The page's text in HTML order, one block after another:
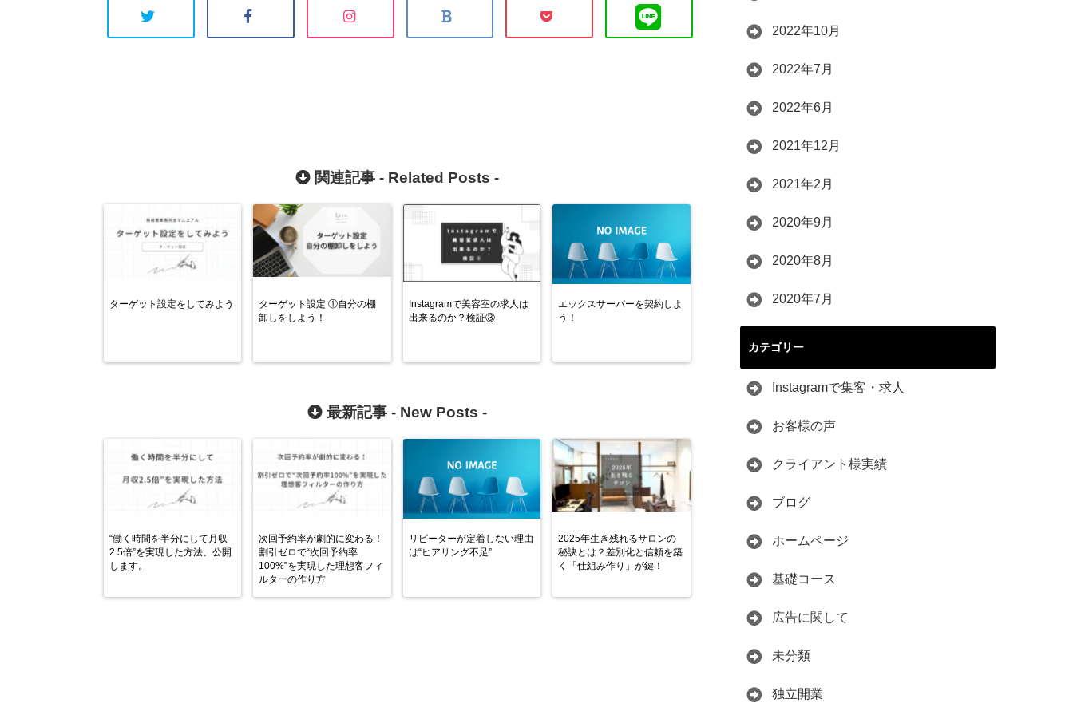
関連記事 - Related Posts -
ターゲット設定をしてみよう
ターゲット設定 ①自分の棚
卸しをしよう！
Instagramで美容室の求人は
出来るのか？検証③
エックスサーバーを契約しよ
う！
最新記事 - New Posts -
“働く時間を半分にして月収
2.5倍”を実現した方法、公開
します。
次回予約率が劇的に変わる！
割引ゼロで“次回予約率
100%”を実現した理想客フィ
ルターの作り方
リピーターが定着しない理由
は“ヒアリング不足”
2025年生き残れるサロンの
秘訣とは？差別化と信頼を築
く「仕組み作り」が鍵！
2022年10月
2022年7月
2022年6月
2021年12月
2021年2月
2020年9月
2020年8月
2020年7月
カテゴリー
Instagramで集客・求人
お客様の声
クライアント様実績
ブログ
ホームページ
基礎コース
広告に関して
未分類
独立開業